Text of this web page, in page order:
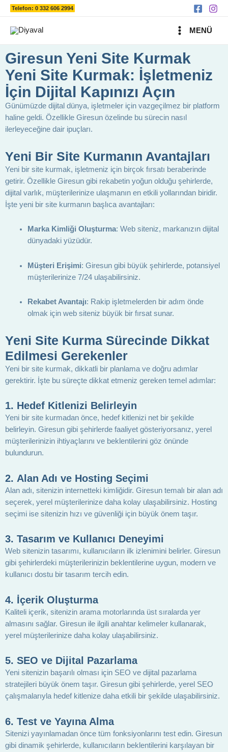
İçeriğeTelefon: 0 332 606 2994
MAIN
MENÜ
Giresun Yeni Site Kurmak
Yeni Site Kurmak: İşletmeniz
İçin Dijital Kapınızı Açın
Günümüzde dijital dünya, işletmeler için vazgeçilmez bir platform
haline geldi. Özellikle Giresun özelinde bu sürecin nasıl
ilerleyeceğine dair ipuçları.
Yeni Bir Site Kurmanın Avantajları
Yeni bir site kurmak, işletmeniz için birçok fırsatı beraberinde
getirir. Özellikle Giresun gibi rekabetin yoğun olduğu şehirlerde,
dijital varlık, müşterilerinize ulaşmanın en etkili yollarından biridir.
İşte yeni bir site kurmanın başlıca avantajları:
Marka Kimliği Oluşturma: Web siteniz, markanızın dijital
dünyadaki yüzüdür.
Müşteri Erişimi: Giresun gibi büyük şehirlerde, potansiyel
müşterilerinize 7/24 ulaşabilirsiniz.
Rekabet Avantajı: Rakip işletmelerden bir adım önde
olmak için web siteniz büyük bir fırsat sunar.
Yeni Site Kurma Sürecinde Dikkat
Edilmesi Gerekenler
Yeni bir site kurmak, dikkatli bir planlama ve doğru adımlar
gerektirir. İşte bu süreçte dikkat etmeniz gereken temel adımlar:
1. Hedef Kitlenizi Belirleyin
Yeni bir site kurmadan önce, hedef kitlenizi net bir şekilde
belirleyin. Giresun gibi şehirlerde faaliyet gösteriyorsanız, yerel
müşterilerinizin ihtiyaçlarını ve beklentilerini göz önünde
bulundurun.
2. Alan Adı ve Hosting Seçimi
Alan adı, sitenizin internetteki kimliğidir. Giresun temalı bir alan adı
seçerek, yerel müşterilerinize daha kolay ulaşabilirsiniz. Hosting
seçimi ise sitenizin hızı ve güvenliği için büyük önem taşır.
3. Tasarım ve Kullanıcı Deneyimi
Web sitenizin tasarımı, kullanıcıların ilk izlenimini belirler. Giresun
gibi şehirlerdeki müşterilerinizin beklentilerine uygun, modern ve
kullanıcı dostu bir tasarım tercih edin.
4. İçerik Oluşturma
Kaliteli içerik, sitenizin arama motorlarında üst sıralarda yer
almasını sağlar. Giresun ile ilgili anahtar kelimeler kullanarak,
yerel müşterilerinize daha kolay ulaşabilirsiniz.
5. SEO ve Dijital Pazarlama
Yeni sitenizin başarılı olması için SEO ve dijital pazarlama
stratejileri büyük önem taşır. Giresun gibi şehirlerde, yerel SEO
çalışmalarıyla hedef kitlenize daha etkili bir şekilde ulaşabilirsiniz.
6. Test ve Yayına Alma
Sitenizi yayınlamadan önce tüm fonksiyonlarını test edin. Giresun
gibi dinamik şehirlerde, kullanıcıların beklentilerini karşılayan bir
Ara